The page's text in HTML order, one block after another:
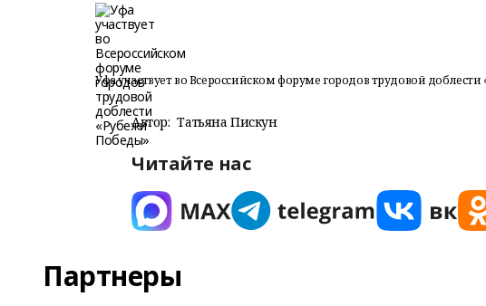
Уфа участвует во Всероссийском форуме городов трудовой
Автор: Татьяна Пискун
Читайте нас
Партнеры